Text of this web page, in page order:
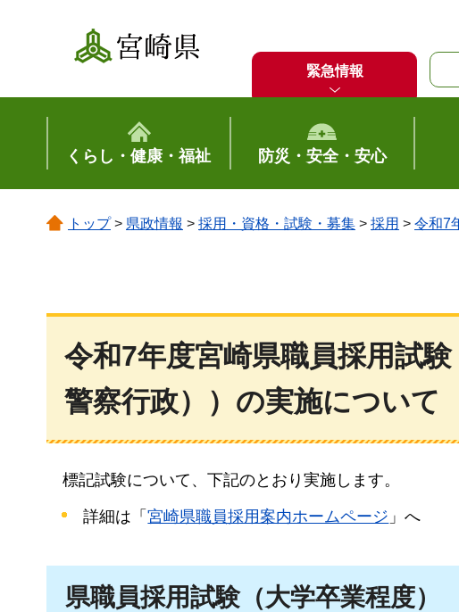
宮崎県
緊急情報
くらし・健康・福祉 防災・安全・安心
トップ> 県政情報 > 採用・資格・試験・募集 > 採用 > 令和7
令和7年度宮崎県職員採用試験
警察行政））の実施について
標記試験について、下記のとおり実施します。
詳細は「宮崎県職員採用案内ホームページ 」へ
県職員採用試験（大学卒業程度）